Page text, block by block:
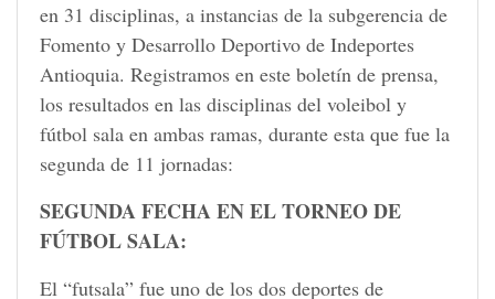
en 31 disciplinas, a instancias de la subgerencia de
Fomento y Desarrollo Deportivo de Indeportes
Antioquia. Registramos en este boletín de prensa,
los resultados en las disciplinas del voleibol y
fútbol sala en ambas ramas, durante esta que fue la
segunda de 11 jornadas:
SEGUNDA FECHA EN EL TORNEO DE
FÚTBOL SALA:
El “futsala” fue uno de los dos deportes de